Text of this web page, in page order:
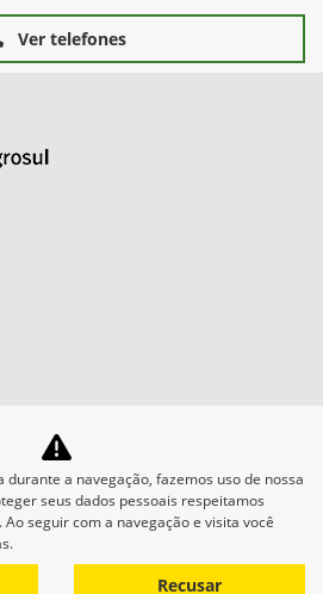
Ver telefones
| AGROSUL MAQUINAS LTDA
40.512.337/0001-00
a navegação, fazemos uso de nossa
seus dados pessoais respeitamos
. Ao seguir com a navegação e visita você
Recusar